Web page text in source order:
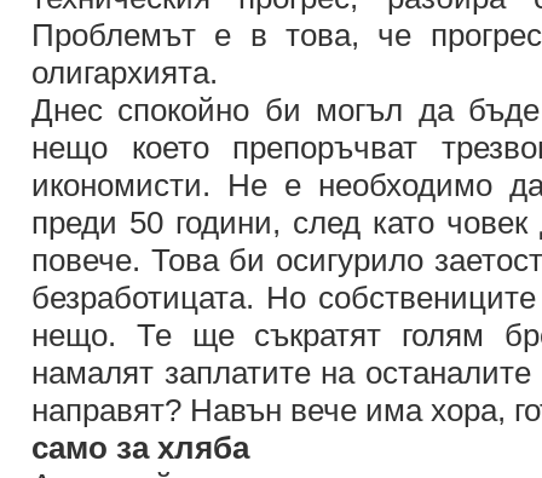
Проблемът е в това, че
олигархията.
Днес спокойно би могъл да
нещо което препоръчват
икономисти. Не е необходимо
преди 50 години, след като
повече. Това би осигурило
безработицата. Но
нещо. Те ще съкратят голям
намалят заплатите на
направят? Навън вече има хора,
само за хляба